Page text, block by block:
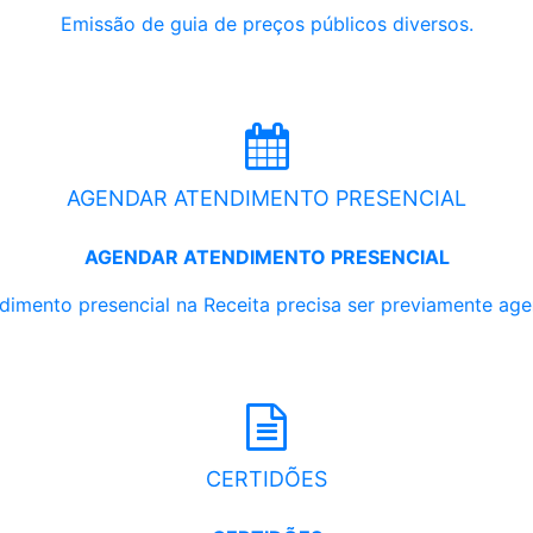
Emissão de guia de preços públicos diversos.
AGENDAR ATENDIMENTO PRESENCIAL
AGENDAR ATENDIMENTO PRESENCIAL
presencial na Receita precisa ser previamente
CERTIDÕES